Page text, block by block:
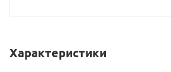
Характеристики